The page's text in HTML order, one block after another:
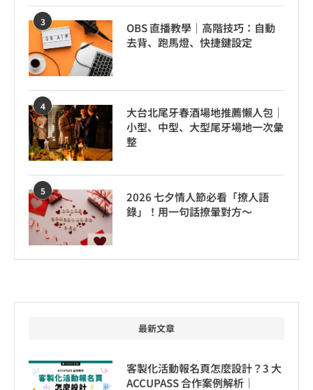
3
OBS 直播教學｜高階技巧：自動
去背、跑馬燈、快捷鍵設定
4
大台北尾牙春酒場地推薦懶人包｜
小型、中型、大型尾牙場地一次彙
整
5
2026 七夕情人節必看「撩人語
錄」！用一句話撩暈對方～
最新文章
客製化活動報名頁怎麼設計？3 大
ACCUPASS 合作案例解析｜